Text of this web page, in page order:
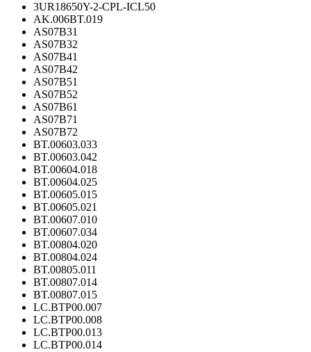
3UR18650Y-2-CPL-ICL50
AK.006BT.019
AS07B31
AS07B32
AS07B41
AS07B42
AS07B51
AS07B52
AS07B61
AS07B71
AS07B72
BT.00603.033
BT.00603.042
BT.00604.018
BT.00604.025
BT.00605.015
BT.00605.021
BT.00607.010
BT.00607.034
BT.00804.020
BT.00804.024
BT.00805.011
BT.00807.014
BT.00807.015
LC.BTP00.007
LC.BTP00.008
LC.BTP00.013
LC.BTP00.014